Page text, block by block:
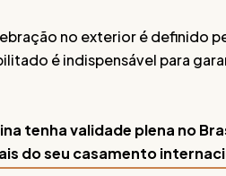
no exterior é definido
é indispensável para
tenha validade plena no
do seu casamento